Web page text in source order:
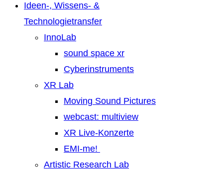
Ideen-, Wissens- &
Technologietransfer
InnoLab
sound space xr
Cyberinstruments
XR Lab
Moving Sound Pictures
webcast: multiview
XR Live-Konzerte
EMI-me!
Artistic Research Lab